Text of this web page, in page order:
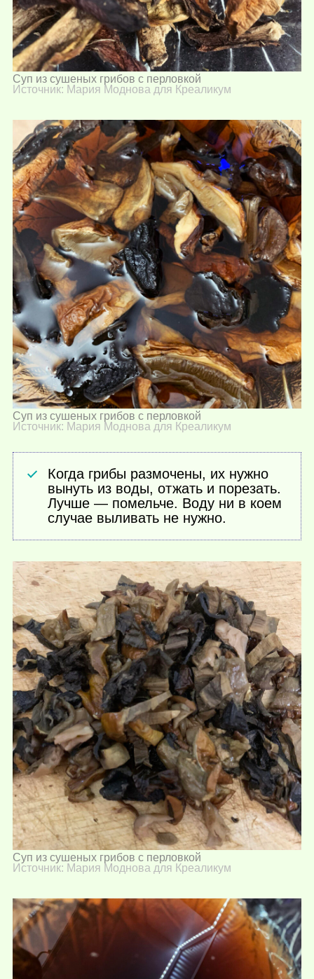
Суп из сушеных грибов с перловкой
Источник: Мария Моднова для Креаликум
Суп из сушеных грибов с перловкой
Источник: Мария Моднова для Креаликум
Когда грибы размочены, их нужно
вынуть из воды, отжать и порезать.
Лучше — помельче. Воду ни в коем
случае выливать не нужно.
Суп из сушеных грибов с перловкой
Источник: Мария Моднова для Креаликум